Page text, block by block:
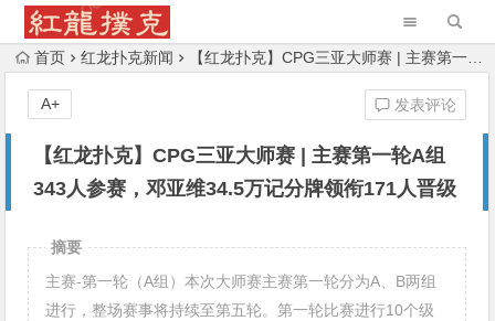
首页 红龙扑克新闻 【红龙扑克】CPG三亚大师赛 | 主赛第一轮A组343人参赛，邓亚维34.5万记分牌领衔171人晋级
【红龙扑克】CPG三亚大师赛 | 主赛第一轮A组
343人参赛，邓亚维34.5万记分牌领衔171人晋级
发表评论
A+
摘要
主赛-第一轮（A组）本次大师赛主赛第一轮分为A、B两组
进行，整场赛事将持续至第五轮。第一轮比赛进行10个级